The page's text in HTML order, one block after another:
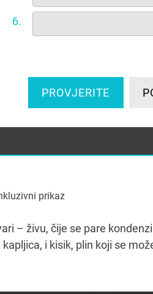
6.
PROVJERITE
prikaz
– živu, čije se pare
i kisik, plin koji se